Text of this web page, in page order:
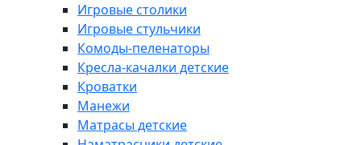
Игровые столики
Игровые стульчики
Комоды-пеленаторы
Кресла-качалки детские
Кроватки
Манежи
Матрасы детские